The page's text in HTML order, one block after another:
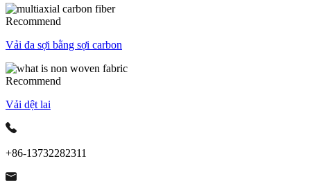
Recommend
Vải đa sợi bằng sợi carbon
Recommend
Vải dệt lai
+86-13732282311